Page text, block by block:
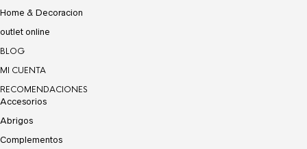
Home & Decoracion
outlet online
BLOG
MI CUENTA
RECOMENDACIONES
Accesorios
Abrigos
Complementos